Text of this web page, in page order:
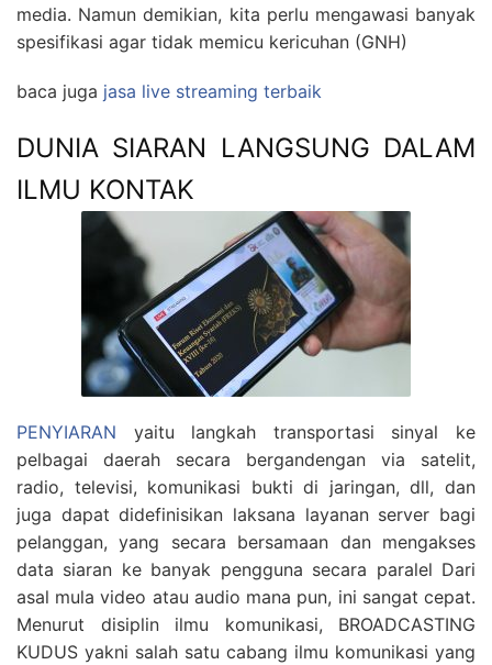
media. Namun demikian, kita perlu mengawasi banyak
spesifikasi agar tidak memicu kericuhan (GNH)
baca juga jasa live streaming terbaik
DUNIA SIARAN LANGSUNG DALAM
ILMU KONTAK
PENYIARAN yaitu langkah transportasi sinyal ke
pelbagai daerah secara bergandengan via satelit,
radio, televisi, komunikasi bukti di jaringan, dll, dan
juga dapat didefinisikan laksana layanan server bagi
pelanggan, yang secara bersamaan dan mengakses
data siaran ke banyak pengguna secara paralel Dari
asal mula video atau audio mana pun, ini sangat cepat.
Menurut disiplin ilmu komunikasi, BROADCASTING
KUDUS yakni salah satu cabang ilmu komunikasi yang